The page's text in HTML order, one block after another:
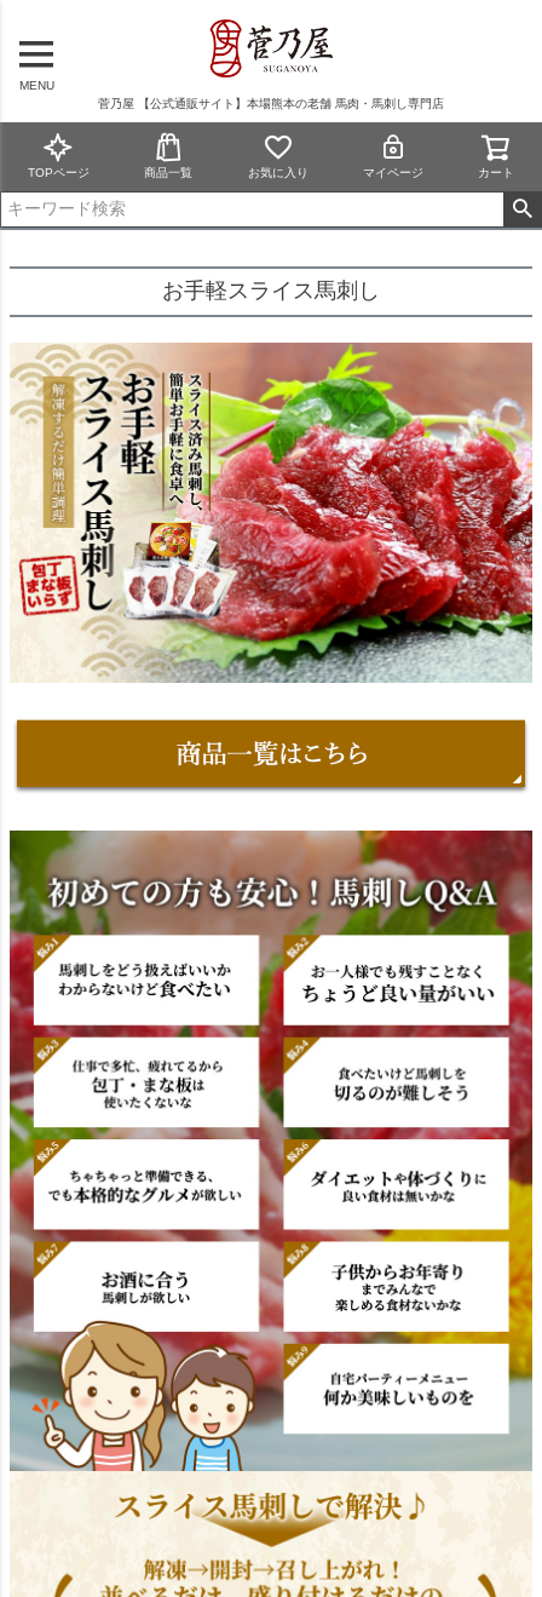
MENU
菅乃屋 【公式通販サイト】本場熊本の老舗 馬肉・馬刺し専門店
TOPページ 商品一覧 お気に入り マイページ カート
お手軽スライス馬刺し